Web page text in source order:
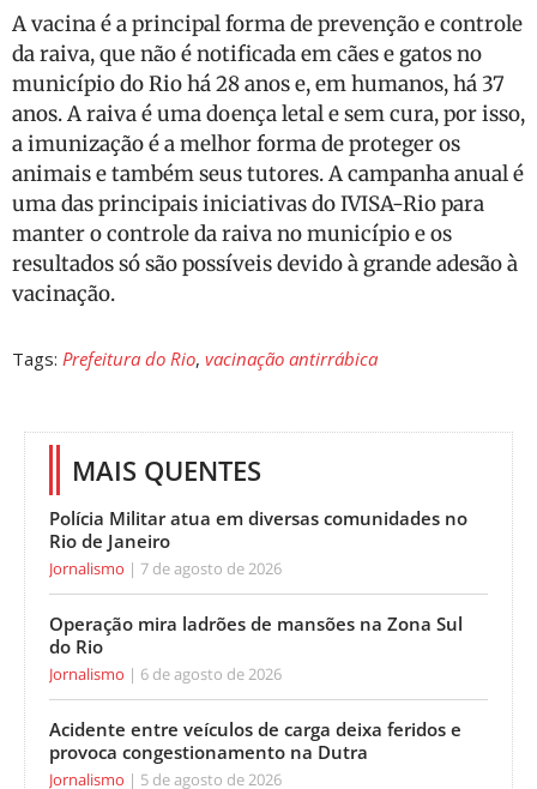
A vacina é a principal forma de prevenção e controle
da raiva, que não é notificada em cães e gatos no
município do Rio há 28 anos e, em humanos, há 37
anos. A raiva é uma doença letal e sem cura, por isso,
a imunização é a melhor forma de proteger os
animais e também seus tutores. A campanha anual é
uma das principais iniciativas do IVISA-Rio para
manter o controle da raiva no município e os
resultados só são possíveis devido à grande adesão à
vacinação.
Tags: Prefeitura do Rio, vacinação antirrábica
MAIS QUENTES
Polícia Militar atua em diversas comunidades no
Rio de Janeiro
Jornalismo 7 de agosto de 2026
Operação mira ladrões de mansões na Zona Sul
do Rio
Jornalismo 6 de agosto de 2026
Acidente entre veículos de carga deixa feridos e
provoca congestionamento na Dutra
Jornalismo 5 de agosto de 2026